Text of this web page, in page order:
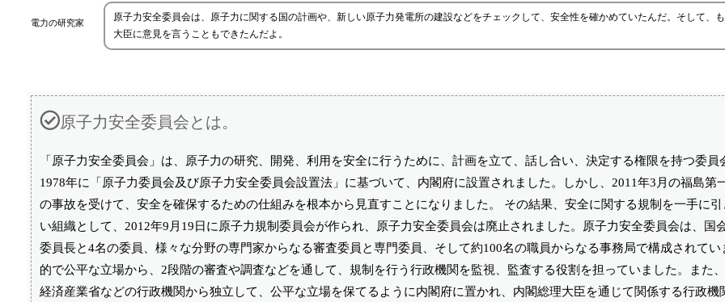
電力の研究家
原子力安全委員会は、原子力に関する国の計画や、新しい原子力発電所の建設などをチェックして、安全性を確かめていたんだ。そして、
大臣に意見を言うこともできたんだよ。
原子力安全委員会とは。
「原子力安全委員会」は、原子力の研究、開発、利用を安全に行うために、計画を立て、話し合い、決定する権限を持つ委員
1978年に「原子力委員会及び原子力安全委員会設置法」に基づいて、内閣府に設置されました。しかし、2011年3月の福島第
の事故を受けて、安全を確保するための仕組みを根本から見直すことになりました。 その結果、安全に関する規制を一手に引
い組織として、2012年9月19日に原子力規制委員会が作られ、原子力安全委員会は廃止されました。原子力安全委員会は、国
委員長と4名の委員、様々な分野の専門家からなる審査委員と専門委員、そして約100名の職員からなる事務局で構成されてい
的で公平な立場から、2段階の審査や調査などを通して、規制を行う行政機関を監視、監査する役割を担っていました。また
経済産業省などの行政機関から独立して、公平な立場を保てるように内閣府に置かれ、内閣総理大臣を通じて関係する行政機